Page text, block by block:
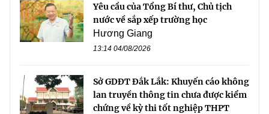
Yêu cầu của Tổng Bí thư, Chủ tịch
nước về sắp xếp trường học
Hương Giang
13:14 04/08/2026
Sở GDĐT Đắk Lắk: Khuyến cáo không
lan truyền thông tin chưa được kiểm
chứng về kỳ thi tốt nghiệp THPT